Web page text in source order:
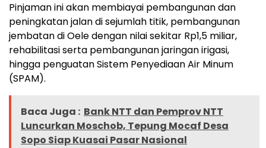
Pinjaman ini akan membiayai pembangunan dan
peningkatan jalan di sejumlah titik, pembangunan
jembatan di Oele dengan nilai sekitar Rp1,5 miliar,
rehabilitasi serta pembangunan jaringan irigasi,
hingga penguatan Sistem Penyediaan Air Minum
(SPAM).
Baca Juga : Bank NTT dan Pemprov NTT
Luncurkan Moschob, Tepung Mocaf Desa
Sopo Siap Kuasai Pasar Nasional